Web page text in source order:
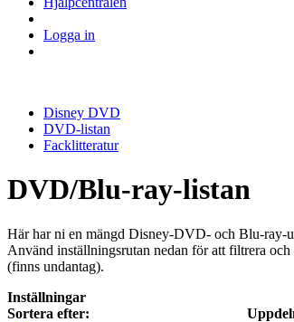
Logga in
Disney DVD
DVD-listan
Facklitteratur
DVD/Blu-ray-listan
Här har ni en mängd Disney-DVD- och Blu-ray-
Använd inställningsrutan nedan för att filtrera och
(finns undantag).
Inställningar
Sortera efter: